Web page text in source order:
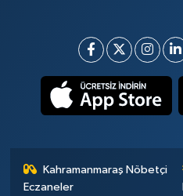
Kahramanmaraş Nöbetçi
Eczaneler